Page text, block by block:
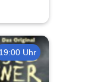
19:00 Uhr